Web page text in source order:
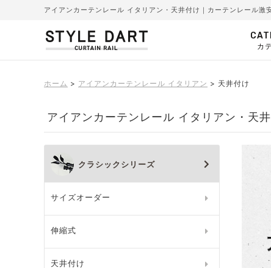
アイアンカーテンレール イタリアン・天井付け｜カーテンレール激
カ
ホーム アイアンカーテンレール イタリアン 天井付け
アイアンカーテンレール イタリアン・天
クラシックシリーズ
サイズオーダー
伸縮式
天井付け